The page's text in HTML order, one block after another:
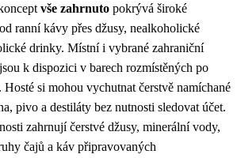
vše zahrnuto pokrývá široké
ranní kávy přes džusy, nealkoholické
drinky. Místní i vybrané zahraniční
k dispozici v barech rozmístěných po
Hosté si mohou vychutnat čerstvě namíchané
pivo a destiláty bez nutnosti sledovat účet.
zahrnují čerstvé džusy, minerální vody,
čajů a káv připravovaných